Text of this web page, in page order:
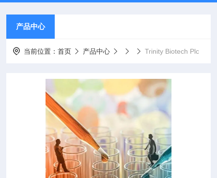
产品中心
当前位置：首页 产品中心 Trinity Biotech Plc